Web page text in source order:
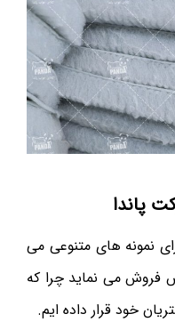
پاندا
نمونه های متنوعی می
فروش می نماید چرا که
خود قرار داده ایم.